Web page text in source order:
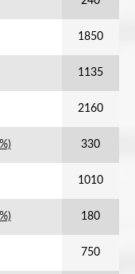
1850
1135
2160
330
1010
180
750